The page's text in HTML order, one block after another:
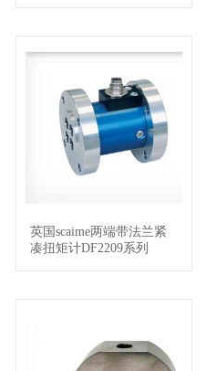
查看详情
英国scaime两端带法兰紧
凑扭矩计DF2209系列